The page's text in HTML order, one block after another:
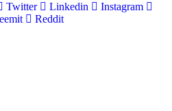
Twitter Linkedin
Instagram
Reddit